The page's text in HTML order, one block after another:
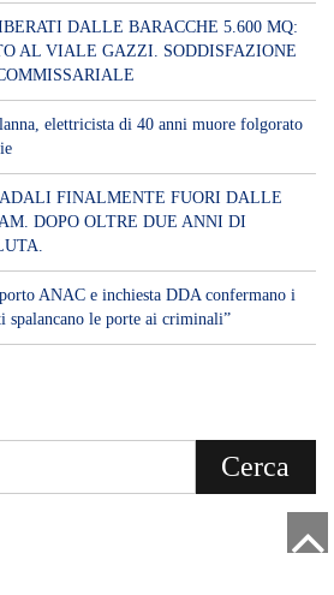
DALLE BARACCHE 5.600 MQ:
AL VIALE GAZZI. SODDISFAZIONE
elettricista di 40 anni muore folgorato
FINALMENTE FUORI DALLE
DOPO OLTRE DUE ANNI DI
ANAC e inchiesta DDA confermano i
le porte ai criminali”